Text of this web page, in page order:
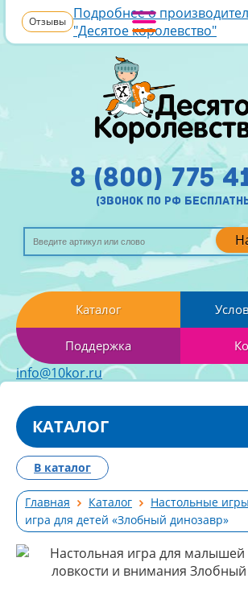
Отзывы Подробнее о
"Десятое королевство"
8 (800) 775
(звонок по рф
Каталог
Поддержка
info@10kor.ru
КАТАЛОГ
Главная Каталог Настольные игры
игра для детей «Злобный динозавр»
В каталог